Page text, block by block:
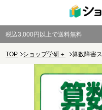
税込3,000円以上で送料無料
TOP ショップ学研＋ 算数障害